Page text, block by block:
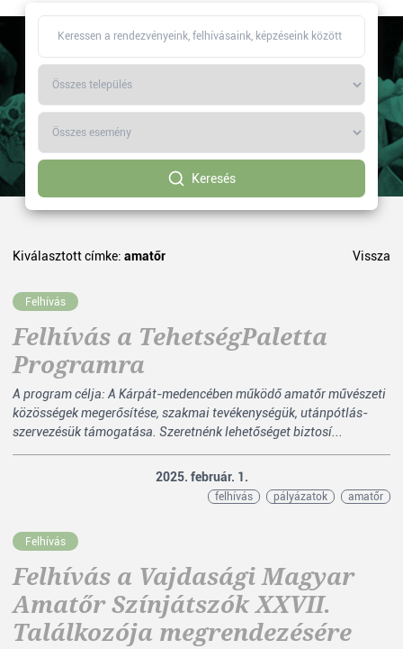
Keresés
Kiválasztott címke: amatőr Vissza
Felhívás
Felhívás a TehetségPaletta
Programra
A program célja: A Kárpát-medencében működő amatőr művészeti
közösségek megerősítése, szakmai tevékenységük, utánpótlás-
szervezésük támogatása. Szeretnénk lehetőséget biztosí...
2025. február. 1.
felhívás pályázatok amatőr
Felhívás
Felhívás a Vajdasági Magyar
Amatőr Színjátszók XXVII.
Találkozója megrendezésére